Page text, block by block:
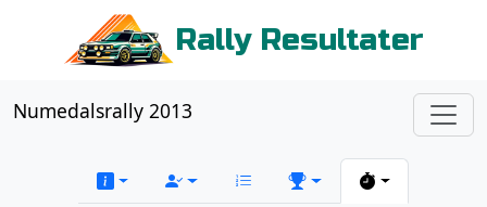
Rally Resultater
Numedalsrally 2013